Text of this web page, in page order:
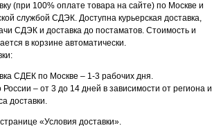
(при 100% оплате товара на сайте) по Москве и
службой СДЭК. Доступна курьерская доставка,
СДЭК и доставка до постаматов. Стоимость и
в корзине автоматически.
СДЕК по Москве – 1-3 рабочих дня.
– от 3 до 14 дней в зависимости от региона и
доставки.
«Условия доставки».